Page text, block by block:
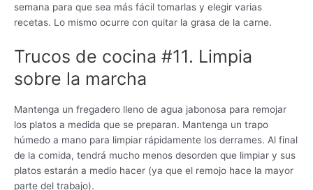
semana para que sea más fácil tomarlas y elegir varias
recetas. Lo mismo ocurre con quitar la grasa de la carne.
Trucos de cocina #11. Limpia
sobre la marcha
Mantenga un fregadero lleno de agua jabonosa para remojar
los platos a medida que se preparan. Mantenga un trapo
húmedo a mano para limpiar rápidamente los derrames. Al final
de la comida, tendrá mucho menos desorden que limpiar y sus
platos estarán a medio hacer (ya que el remojo hace la mayor
parte del trabajo).